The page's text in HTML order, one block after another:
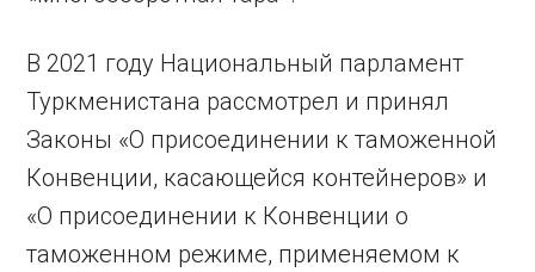
В 2021 году Национальный парламент
Туркменистана рассмотрел и принял
Законы «О присоединении к таможенной
Конвенции, касающейся контейнеров» и
«О присоединении к Конвенции о
таможенном режиме, применяемом к